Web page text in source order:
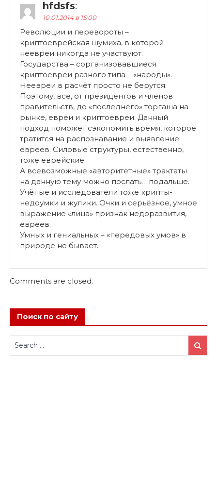
hfdsfs:
10.01.2014 в 15:00
Революции и перевороты –
криптоеврейская шумиха, в которой
неевреи никогда не участвуют.
Государства – сорганизовавшиеся
криптоевреи разного типа – «народы».
Неевреи в расчёт просто не берутся.
Поэтому, все, от президентов и членов
правительств, до «последнего» торгаша на
рынке, евреи и криптоевреи. Данный
подход поможет сэкономить время, которое
тратится на распознавание и выявление
евреев. Силовые структуры, естественно,
тоже еврейские.
А всевозможные «авторитетные» трактаты
на данную тему можно послать… подальше.
Учёные и исследователи тоже крипты-
недоумки и жулики. Очки и серьёзное, умное
выражение «лица» признак недоразвития,
евреев.
Умных и гениальных – «передовых умов» в
природе не бывает.
Comments are closed.
Поиск по сайту
Search
for:
Search